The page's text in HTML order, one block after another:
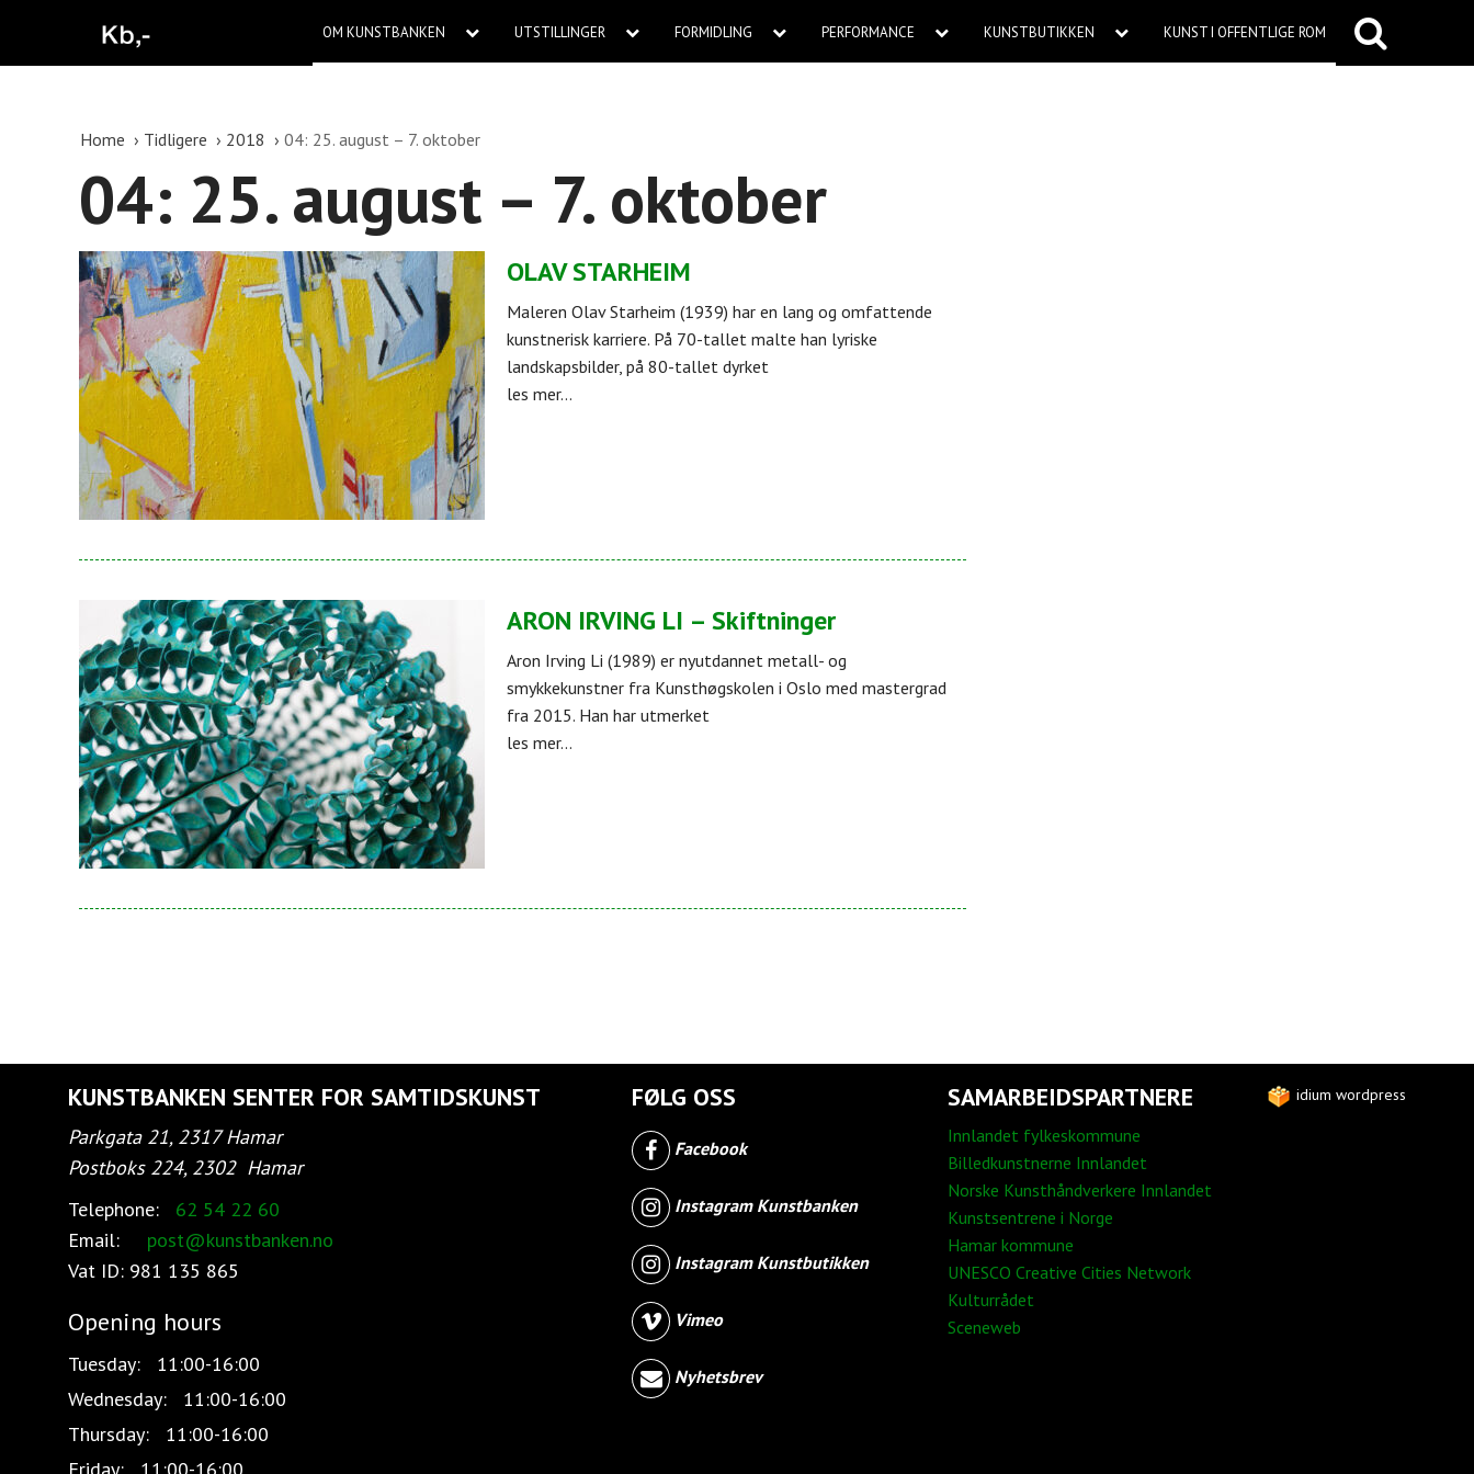
OM KUNSTBANKEN UTSTILLINGER FORMIDLING PERFORMANCE KUNSTBUTIKKEN KUNST I OFFENTLIGE ROM
Home Tidligere 2018 04: 25. august – 7. oktober
04: 25. august – 7. oktober
OLAV STARHEIM
Maleren Olav Starheim (1939) har en lang og omfattende
kunstnerisk karriere. På 70-tallet malte han lyriske
landskapsbilder, på 80-tallet dyrket
les mer...
ARON IRVING LI – Skiftninger
Aron Irving Li (1989) er nyutdannet metall- og
smykkekunstner fra Kunsthøgskolen i Oslo med mastergrad
fra 2015. Han har utmerket
les mer...
KUNSTBANKEN SENTER FOR SAMTIDSKUNST
Parkgata 21, 2317 Hamar
Postboks 224, 2302 Hamar
Telephone:
62 54 22 60
Email:
post@kunstbanken.no
Vat ID: 981 135 865
Opening hours
Tuesday:
11:00-16:00
Wednesday:
11:00-16:00
Thursday:
11:00-16:00
Friday:
11:00-16:00
FØLG OSS
Facebook
Instagram Kunstbanken
Instagram Kunstbutikken
Vimeo
Nyhetsbrev
SAMARBEIDSPARTNERE
Innlandet fylkeskommune
Billedkunstnerne Innlandet
Norske Kunsthåndverkere Innlandet
Kunstsentrene i Norge
Hamar kommune
UNESCO Creative Cities Network
Kulturrådet
Sceneweb
idium wordpress